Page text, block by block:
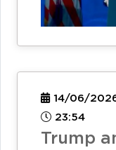
14/06/
23:54
Trump